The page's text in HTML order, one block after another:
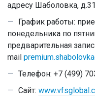
адресу Шаболовка,
График работы:
понедельника по
предварительная
mail
Телефон: +7 (499)
Сайт: